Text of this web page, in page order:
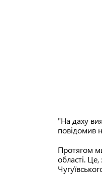
"На даху
повідомив
Протягом
області.